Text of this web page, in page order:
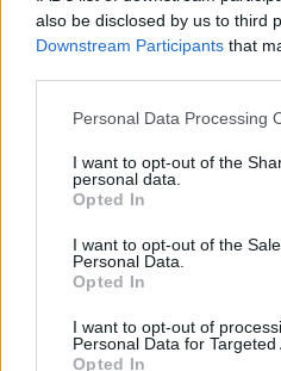
also be disclosed by us to third
Downstream Participants that
Personal Data Processing
I want to opt-out of the
personal data.
Opted In
I want to opt-out of the
Personal Data.
Opted In
I want to opt-out of
Personal Data for Targeted
Opted In
Les pièges à
la règle 1%
objectifs peut finir par
trop importants.
Se comparer aux autres :
personnel. Ne cherchez
face aux 50% d’un
Perdre de vue le but :